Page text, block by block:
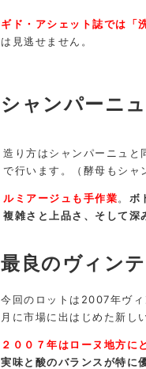
ギド・アシェット誌では「
は見逃せません。
シャンパーニ
造り方はシャンパーニュと
で行います。（酵母もシャ
ルミアージュも手作業。 ボ
複雑さと上品さ、そして深
最良のヴィン
今回のロットは2007年ヴ
月に市場に出はじめた新し
２００７年はローヌ地方に
実味と酸のバランスが特に